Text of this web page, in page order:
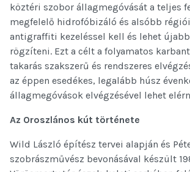
köztéri szobor állagmegóvását a teljes
megfelelő hidrofóbizáló és alsóbb
antigraffiti kezeléssel kell és lehet
rögzíteni. Ezt a célt a folyamatos
takarás szakszerű és rendszeres
az éppen esedékes, legalább húsz
állagmegóvások elvégzésével lehet
Az Oroszlános kút története
Wild László építész tervei alapján és
szobrászművész bevonásával készült